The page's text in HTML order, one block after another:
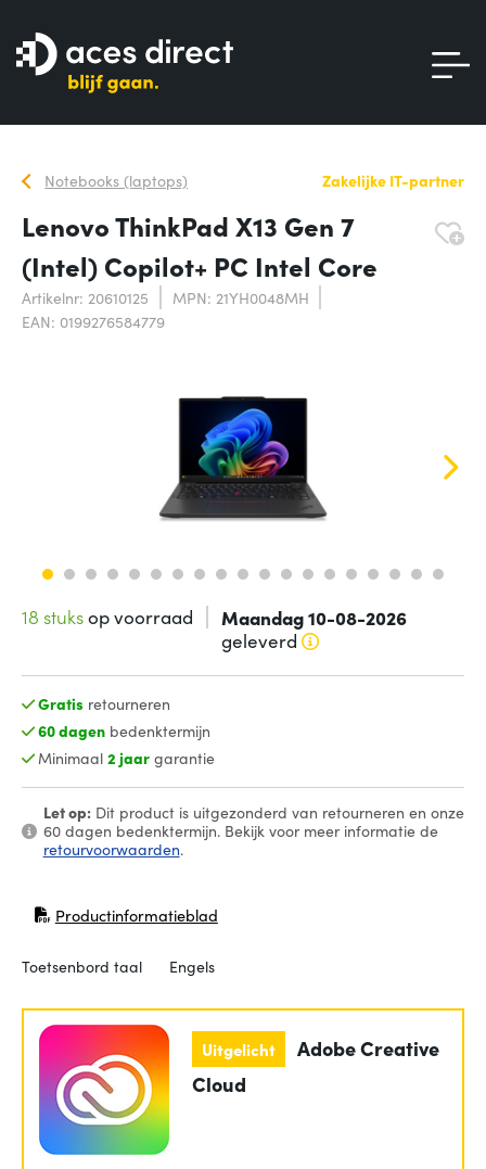
Notebooks (laptops) Zakelijke IT-partner
Lenovo ThinkPad X13 Gen 7
(Intel) Copilot+ PC Intel Core
Artikelnr: 20610125
MPN: 21YH0048MH
EAN: 0199276584779
18 stuksop voorraad Maandag 10-08-2026
geleverd
Gratis retourneren
60 dagenbedenktermijn
Minimaal 2 jaargarantie
Let op:Dit product is uitgezonderd van retourneren en onze
60 dagen bedenktermijn. Bekijk voor meer informatie de
retourvoorwaarden.
Productinformatieblad
(opent in nieuw venster)
Toetsenbord taal
Engels
Uitgelicht
Adobe Creative
Cloud